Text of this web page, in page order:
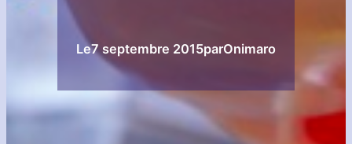
Le7 septembre 2015parOnimaro